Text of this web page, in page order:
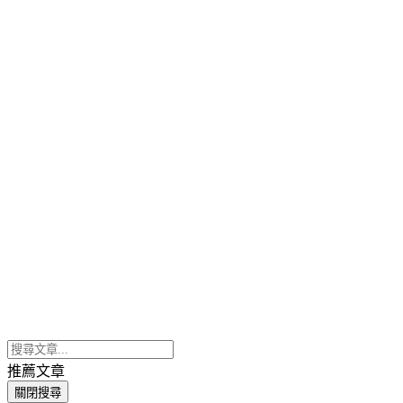
推薦文章
關閉搜尋